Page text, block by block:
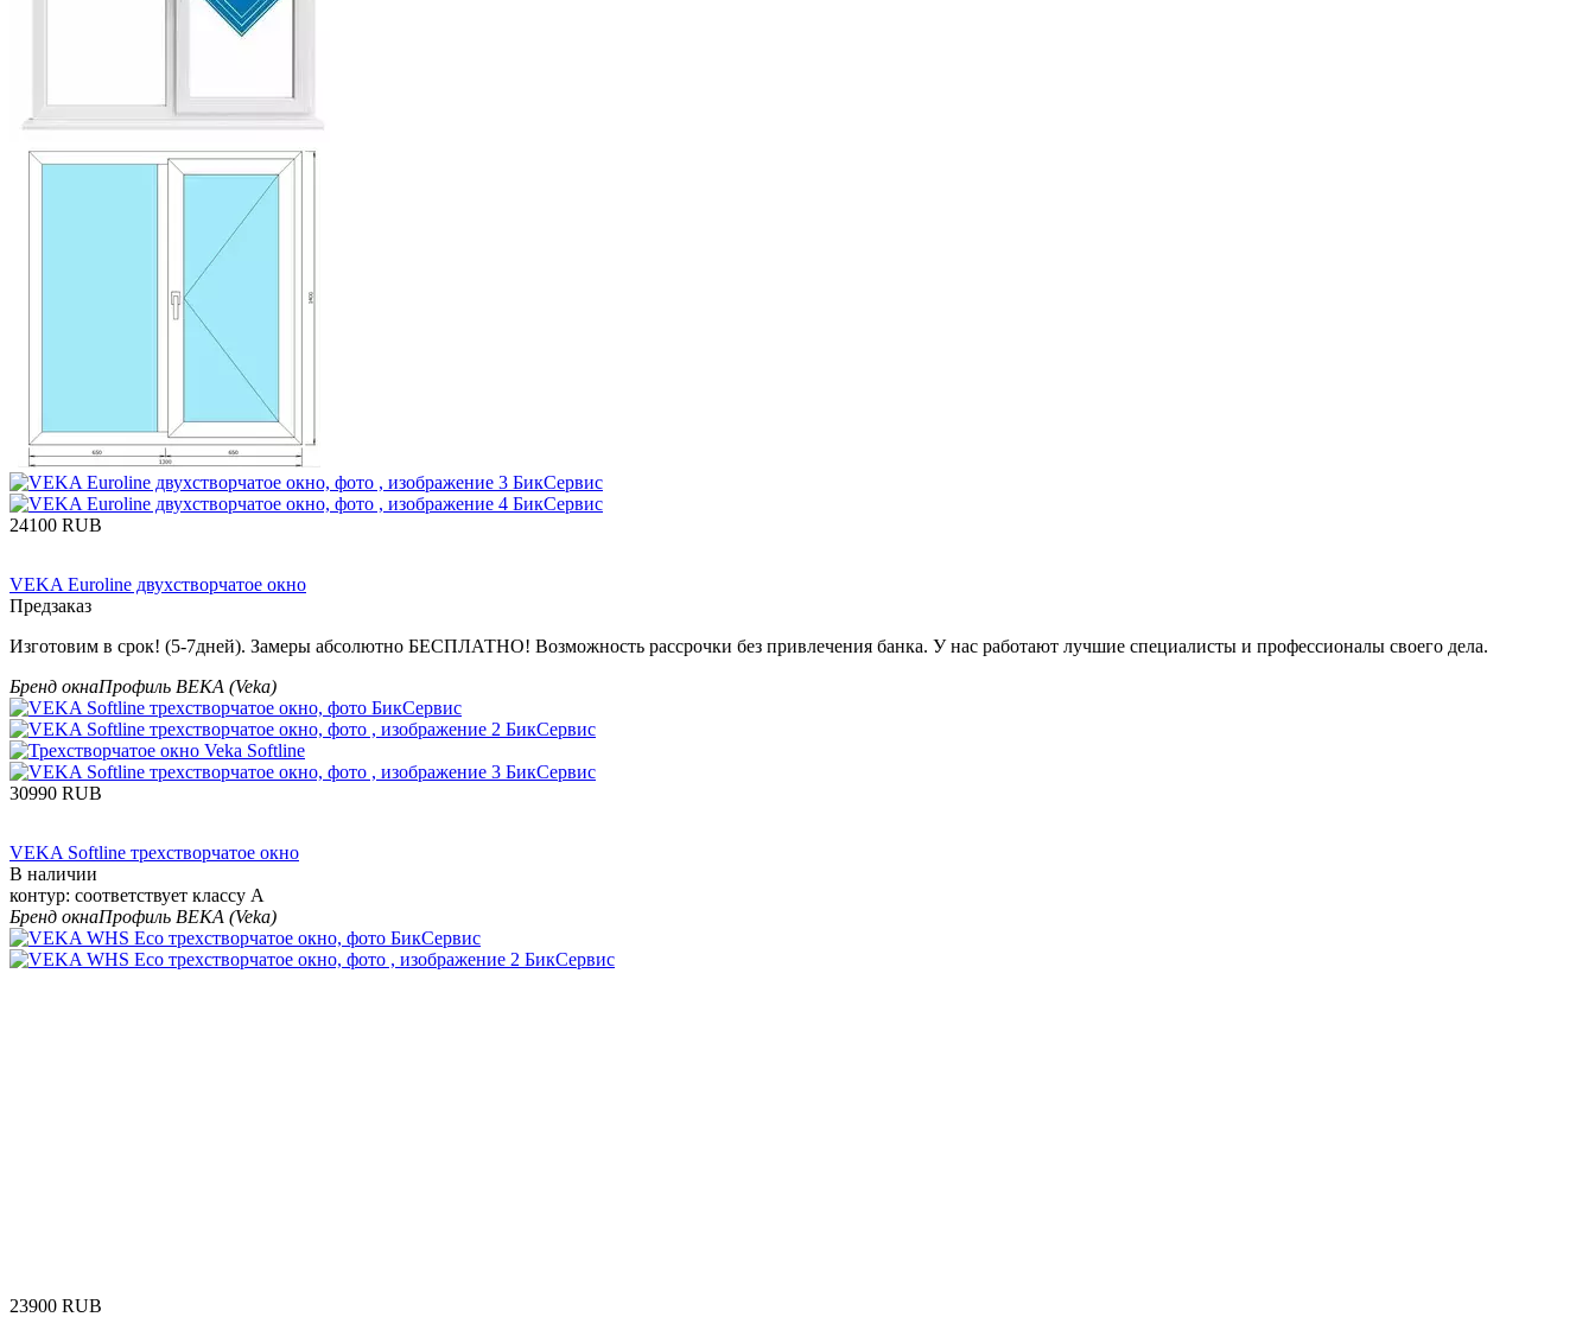
‍24100‍ RUB
VEKA Euroline двухстворчатое окно
Предзаказ
Изготовим в срок! (5-7дней). Замеры абсолютно БЕСПЛАТНО! Возможность рассрочки без привлечения банка. У нас работают лучшие специалисты и профессионалы своего дела.
Бренд окнаПрофиль ВЕКА (Veka)
‍30990‍ RUB
VEKA Softline трехстворчатое окно
В наличии
контур: соответствует классу А
Бренд окнаПрофиль ВЕКА (Veka)
‍23900‍ RUB